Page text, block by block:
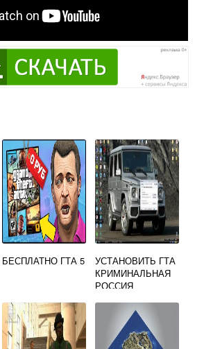
БЕСПЛАТНО ГТА 5
УСТАНОВИТЬ ГТА
КРИМИНАЛЬНАЯ
РОССИЯ